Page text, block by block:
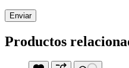
Enviar
Productos